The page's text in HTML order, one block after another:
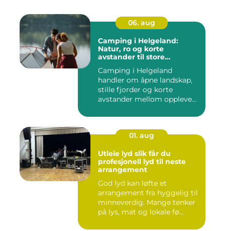
06. aug
Camping i Helgeland:
Natur, ro og korte
avstander til store
Camping i Helgeland
handler om åpne landskap,
stille fjorder og korte
avstander mellom oppleve...
01. aug
Utleie lyd slik får du
profesjonell lyd til neste
arrangement
God lyd kan løfte et
arrangement fra hyggelig til
minneverdig. Mange tenker
på lys, mat og lokale fø...